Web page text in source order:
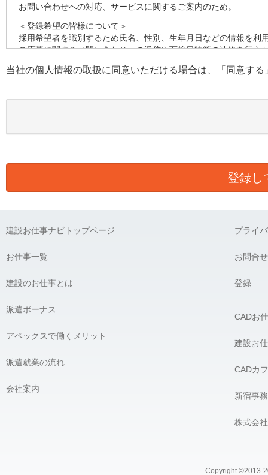
お問い合わせへの対応、サービスに関するご案内のため。
＜登録希望の皆様について＞
採用希望者を識別するため氏名、性別、生年月日などの情報を利
ご応募に関するお問い合わせへの返信や面接日時等の連絡を行
採用の検討のため健康状態、職務経歴、スキルシート、資格等の
E) 個人情報の取扱い業務の委託：
ります。この場合、個人情報を適切に取り扱っていると認めら
様の個人情報の漏洩防止に必要な事項を取決め、適切な管理を実
F) 個人情報提供の任意性：
G) 個人情報の開示請求について：
貴殿には、貴殿の個人情報の利用目的の通知、開示、内容の訂
の開示を要求する権利があります。必要な場合には、下記の窓口
【個人情報問合せ窓口】
〒163-1305 東京都新宿区西新宿6-5-1 新宿アイランドタワー5F
Phone：03-4500-4612（平日9:00 〜 18:00） e-mail：
個人情報問合せ窓口責任者 株式会社 アペックス 髙橋 宏
＿＿＿＿＿＿＿＿＿＿＿＿＿＿＿＿
当社の個人情報の取扱に同意いただける場合は、「同意す
建設お仕事ナビトップページ
お仕事一覧
建設のお仕事とは
派遣ボーナス
アペックスで働くメリット
派遣就業の流れ
会社案内
プライ
お問合せ
登録
CADお
建設お
CADカ
新宿事
株式会
Copyright ©2013-